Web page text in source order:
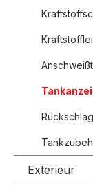
Exterieur